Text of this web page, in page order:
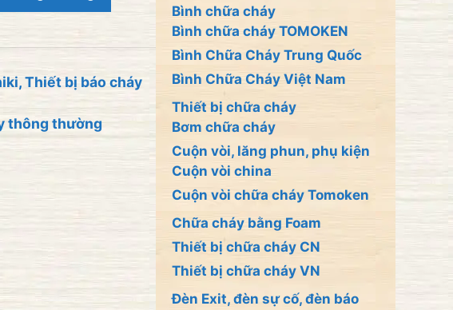
,Thiết bị báo cháy
thông thường
Bình chữa cháy
Bình chữa cháy TOMOKEN
Bình Chữa Cháy Trung Quốc
Bình Chữa Cháy Việt Nam
Thiết bị chữa cháy
Bơm chữa cháy
Cuộn vòi, lăng phun, phụ kiện
Cuộn vòi china
Cuộn vòi chữa cháy Tomoken
Chữa cháy bằng Foam
Thiết bị chữa cháy CN
Thiết bị chữa cháy VN
Đèn Exit, đèn sự cố, đèn báo